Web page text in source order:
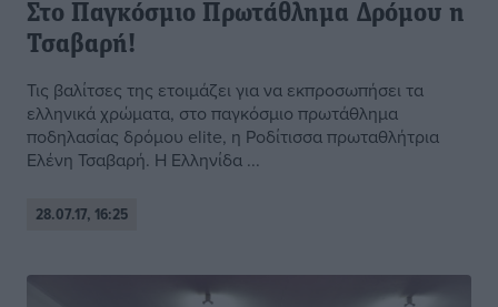
Στο Παγκόσμιο Πρωτάθλημα Δρόμου η
Τσαβαρή!
Τις βαλίτσες της ετοιμάζει για να εκπροσωπήσει τα
ελληνικά χρώματα, στο παγκόσμιο πρωτάθλημα
ποδηλασίας δρόμου elite, η Ροδίτισσα πρωταθλήτρια
Ελένη Τσαβαρή. Η Ελληνίδα ...
28.07.17, 16:25